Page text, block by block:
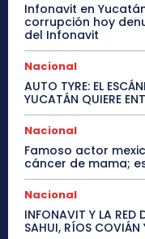
Infonavit en
corrupción hoy
del Infonavit
Nacional
AUTO TYRE: EL
YUCATÁN QUIERE
Nacional
Famoso actor
cáncer de mama;
Nacional
INFONAVIT Y LA RED
SAHUI, RÍOS COVIÁN